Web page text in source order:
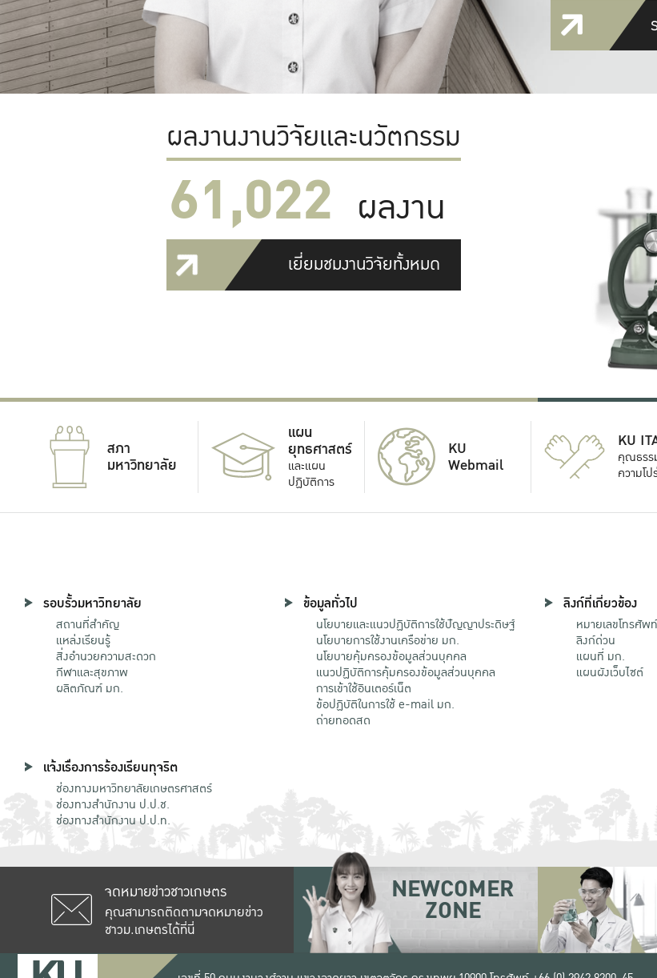
ผลงานงานวิจัยและนวัตกรรม
61,022 ผลงาน
เยี่ยมชมงานวิจัยทั้งหมด
สภา
มหาวิทยาลัย
แผน
ยุทธศาสตร์
และแผน
ปฏิบัติการ
KU
Webmail
KU
คุณธรร
ความโป
รอบรั้วมหาวิทยาลัย
สถานที่สำคัญ
แหล่งเรียนรู้
สิ่งอำนวยความสะดวก
กีฬาและสุขภาพ
ผลิตภัณฑ์ มก.
ข้อมูลทั่วไป
นโยบายและแนวปฏิบัติการใช้ปัญญาประดิษฐ์
นโยบายการใช้งานเครือข่าย มก.
นโยบายคุ้มครองข้อมูลส่วนบุคคล
แนวปฏิบัติการคุ้มครองข้อมูลส่วนบุคคล
การเข้าใช้อินเตอร์เน็ต
ข้อปฏิบัติในการใช้ e-mail มก.
ถ่ายทอดสด
ลิงก์ที่เกี่ยวข้อง
หมายเลขโทรศัพท์
ลิงก์ด่วน
แผนที่ มก.
แผนผังเว็บไซต์
แจ้งเรื่องการร้องเรียนทุจริต
ช่องทางมหาวิทยาลัยเกษตรศาสตร์
ช่องทางสำนักงาน ป.ป.ช.
ช่องทางสำนักงาน ป.ป.ท.
จดหมายข่าวชาวเกษตร
คุณสามารถติดตามจดหมายข่าว
ชาวม.เกษตรได้ที่นี่
NEWCOMER
ZONE